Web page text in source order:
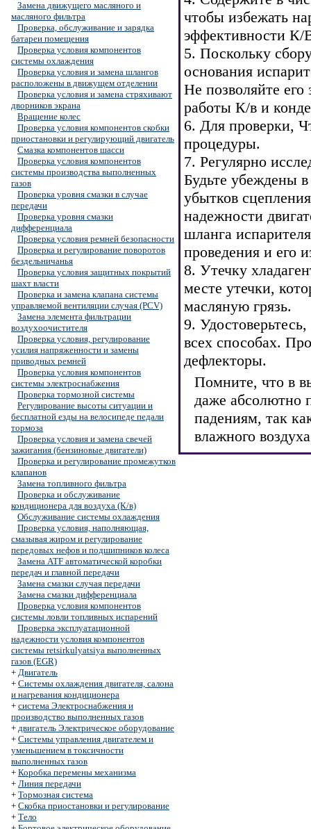
Замена движущего масляного и
масляного фильтра
Проверка, обслуживание и зарядка
батареи помещения
Проверка условия компонентов
системы охлаждения
Проверка условия и замена шлангов
расположены в движущем отделении
Проверка условия и замена стряхивают
дворников экрана
Вращение колес
Проверка условия компонентов скобки
приостановки и регулирующий двигатель
Смазка компонентов шасси
Проверка условия компонентов
системы производства выполненных
газов
Проверка уровня смазки в случае
передачи
Проверка уровня смазки
дифференциала
Проверка условия ремней безопасности
Проверка и регулирование поворотов
бездельничанья
Проверка условия защитных покрытий
шахт власти
Проверка и замена клапана системы
управляемой вентиляции случая (PCV)
Замена элемента фильтрации
воздухоочистителя
Проверка условия, регулирование
усилия напряженности и замены
приводных ремней
Проверка условия компонентов
системы электроснабжения
Проверка тормозной системы
Регулирование высоты ситуации и
бесплатной езды на велосипеде педали
тормоза
Проверка условия и замена свечей
зажигания (бензиновые двигатели)
Проверка и регулирование промежутков
клапанов
Замена топливного фильтра
Проверка и обслуживание
кондиционера для воздуха (К/в)
Обслуживание системы охлаждения
Проверка условия, наполняющая,
смазывая жиром и регулирование
передовых нефов и подшипников колеса
Замена ATF автоматической коробки
передач и главной передачи
Замена смазки случая передачи
Замена смазки дифференциала
Проверка условия компонентов
системы ловли топливных испарений
Проверка эксплуатационной
надежности условия компонентов
системы retsirkulyatsiya выполненных
газов (EGR)
+ Двигатель
+ Системы охлаждения двигателя, салона
и нагревания кондиционера
+ система Электроснабжения и
производство выполненных газов
+ двигатель Электрическое оборудование
+ Системы управления двигателем и
уменьшением в токсичности
выполненных газов
+ Коробка перемены механизма
+ Линия передачи
+ Тормозная система
+ Скобка приостановки и регулирование
+ Тело
чтобы избежать
эффективности К/
5. Поскольку
основания
Не позволяйте его
работы К/в и
6. Для проверки,
процедуры.
7. Регулярно
Будьте убеждены в
убытков
надежности
шланга
проведения и его
8. Утечку
месте утечки,
масляную грязь.
9.
всех способах.
дефлекторы.
Помните, что в
даже абсолютно
падениям, так
влажного